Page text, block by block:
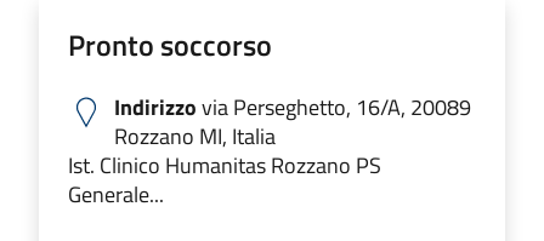
Pronto soccorso
Indirizzovia Perseghetto, 16/A, 20089
Rozzano MI, Italia
Ist. Clinico Humanitas Rozzano PS
Generale...